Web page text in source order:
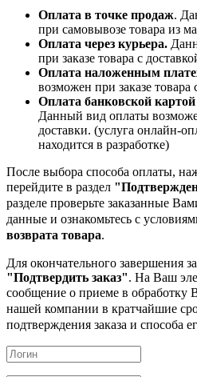
Оплата в точке продаж.
при самовывозе товара из
Оплата через курьера.
при заказе товара с
Оплата наложенным
возможен при заказе
Оплата банковской
Данный вид оплаты
доставки. (услуга онлайн-
находится в разработке)
После выбора способа оплаты,
перейдите в раздел
разделе проверьте заказанные
данные и ознакомьтесь с
возврата товара.
Для окончательного завершения
"Подтвердить заказ". На Ваш
сообщение о приеме в обработку
нашей компании в кратчайшие
подтверждения заказа и способа